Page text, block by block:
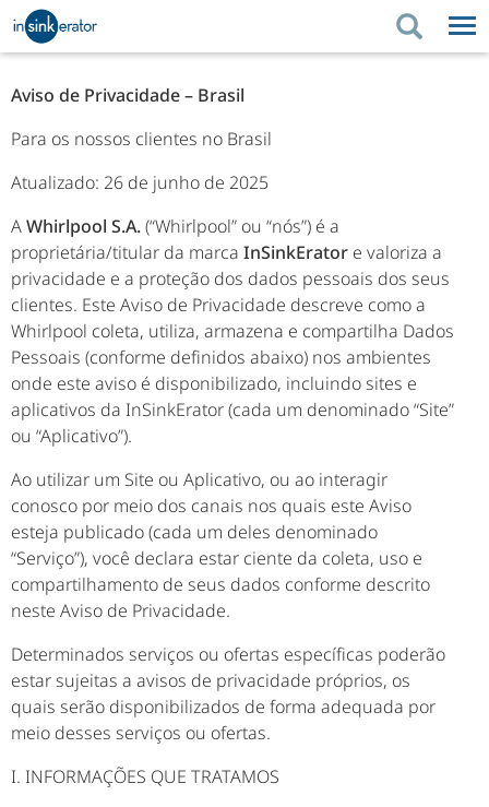
PRODUTOS DICAS DE COMPRA
SUPORTE
SUPORTE
Aviso de Privacidade – Brasil
Para os nossos clientes no Brasil
Atualizado: 26 de junho de 2025
AWhirlpool S.A.(“Whirlpool” ou “nós”) é a
proprietária/titular da marca InSinkErator e valoriza a
privacidade e a proteção dos dados pessoais dos seus
clientes. Este Aviso de Privacidade descreve como a
Whirlpool coleta, utiliza, armazena e compartilha Dados
Pessoais (conforme definidos abaixo) nos ambientes
onde este aviso é disponibilizado, incluindo sites e
aplicativos da InSinkErator (cada um denominado “Site”
ou “Aplicativo”).
Ao utilizar um Site ou Aplicativo, ou ao interagir
conosco por meio dos canais nos quais este Aviso
esteja publicado (cada um deles denominado
“Serviço”), você declara estar ciente da coleta, uso e
compartilhamento de seus dados conforme descrito
neste Aviso de Privacidade.
Determinados serviços ou ofertas específicas poderão
estar sujeitas a avisos de privacidade próprios, os
quais serão disponibilizados de forma adequada por
meio desses serviços ou ofertas.
I. INFORMAÇÕES QUE TRATAMOS